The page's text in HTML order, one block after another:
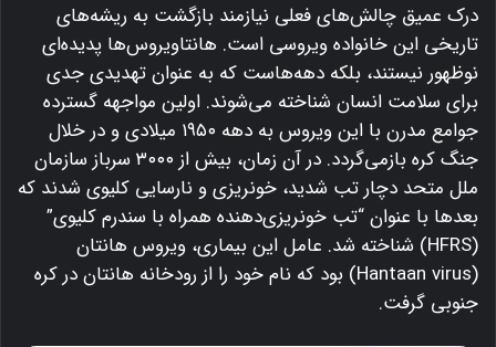
درک عمیق چالش‌های فعلی نیازمند بازگشت به ریشه‌های
تاریخی این خانواده ویروسی است. هانتاویروس‌ها پدیده‌ای
نوظهور نیستند، بلکه دهه‌هاست که به عنوان تهدیدی جدی
برای سلامت انسان شناخته می‌شوند. اولین مواجهه گسترده
جوامع مدرن با این ویروس به دهه ۱۹۵۰ میلادی و در خلال
جنگ کره بازمی‌گردد.
در آن زمان، بیش از ۳۰۰۰ سرباز سازمان
ملل متحد دچار تب شدید، خونریزی و نارسایی کلیوی شدند که
بعدها با عنوان “تب خونریزی‌دهنده همراه با سندرم کلیوی”
(HFRS) شناخته شد.
عامل این بیماری، ویروس هانتان
(Hantaan virus) بود که نام خود را از رودخانه هانتان در کره
جنوبی گرفت.